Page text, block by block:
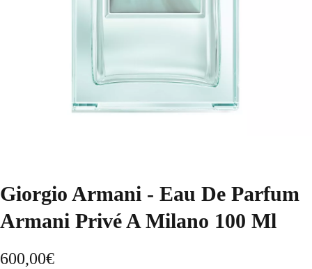
Giorgio Armani - Eau De Parfum
Armani Privé A Milano 100 Ml
600,00€